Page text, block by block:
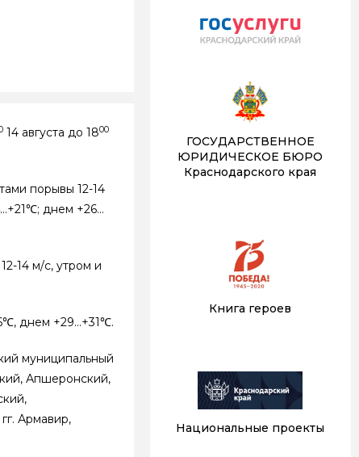
14 августа до 1800
порывы 12-14
днем +26…
14 м/с, утром и
днем +29…+31℃.
муниципальный
Апшеронский,
Армавир,
ГОСУДАРСТВЕННОЕ
ЮРИДИЧЕСКОЕ БЮРО
Краснодарского края
Книга героев
Национальные проекты